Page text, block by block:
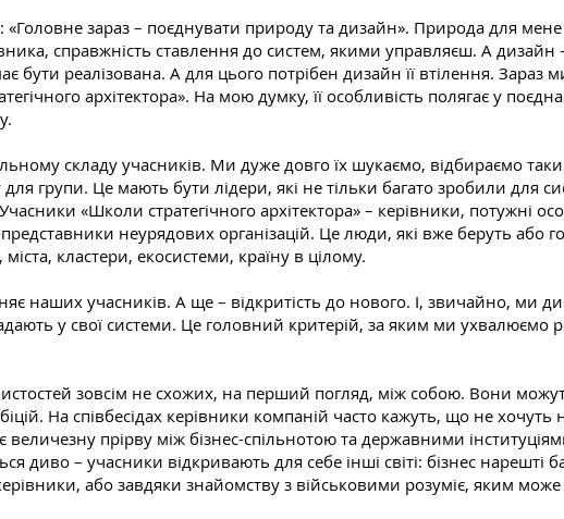
зараз – поєднувати природу та дизайн». Природа для мене
справжність ставлення до систем, якими управляєш. А дизайн
бути реалізована. А для цього потрібен дизайн її втілення.
архітектора». На мою думку, її особливість полягає у
складу учасників. Ми дуже довго їх шукаємо, відбираємо
групи. Це мають бути лідери, які не тільки багато зробили для
«Школи стратегічного архітектора» – керівники, потужні
неурядових організацій. Це люди, які вже беруть або
міста, кластери, екосистеми, країну в цілому.
наших учасників. А ще – відкритість до нового. І, звичайно, ми
у свої системи. Це головний критерій, за яким ми
зовсім не схожих, на перший погляд, між собою. Вони
На співбесідах керівники компаній часто кажуть, що не хочуть
величезну прірву між бізнес-спільнотою та державними
диво – учасники відкривають для себе інші світі: бізнес нарешті
або завдяки знайомству з військовими розуміє, яким може